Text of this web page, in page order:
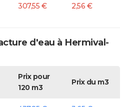
307,55 € 2,56 €
d'eau à Hermival-
Prix pour
120 m3
Prix du m3